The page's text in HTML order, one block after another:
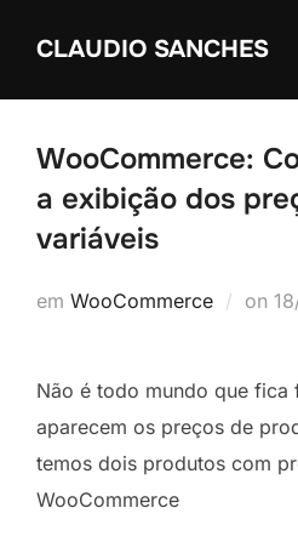
paraCLAUDIO SANCHES
WooCommerce:
a exibição dos
variáveis
em WooCommerce on
Não é todo mundo que
aparecem os preços de
temos dois produtos com
WooCommerce